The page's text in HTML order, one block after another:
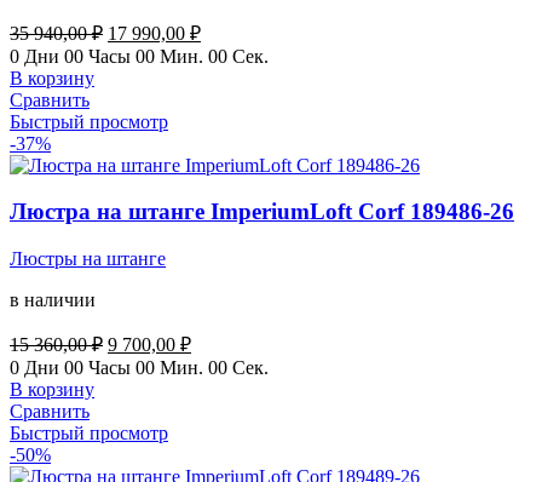
35 940,00₽ Первоначальная
цена
940,00 ₽.
17 990,00 ₽Текущая
цена:
0 Дни 00 Часы 00 Мин. 00 Сек.
В корзину
Сравнить
Быстрый просмотр
-37%
Люстра на штанге ImperiumLoft Corf 189486-26
Люстры на штанге
в наличии
15 360,00₽ Первоначальная
цена
360,00 ₽.
9 700,00 ₽Текущая
цена:
0 Дни 00 Часы 00 Мин. 00 Сек.
В корзину
Сравнить
Быстрый просмотр
-50%